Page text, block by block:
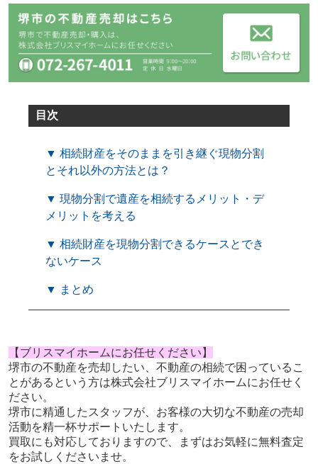
目次
▼ 相続財産をそのままを引き継ぐ現物分割
とそれ以外の方法とは？
▼ 現物分割で遺産を相続するメリット・デ
メリットを考える
▼ 相続財産を現物分割できるケースとでき
ないケース
▼ まとめ
【ブリスマイホームにお任せください】
堺市の不動産を売却したい、不動産の相続で困っているこ
とがあるという方は株式会社ブリスマイホームにお任せく
ださい。
堺市に精通したスタッフが、お客様の大切な不動産の売却
活動を精一杯サポートいたします。
買取にも対応しておりますので、まずはお気軽に無料査定
をお試しくださいませ。